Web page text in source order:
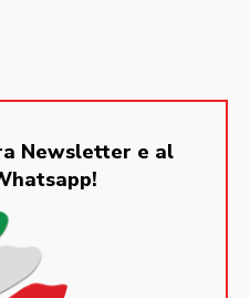
Newsletter e al